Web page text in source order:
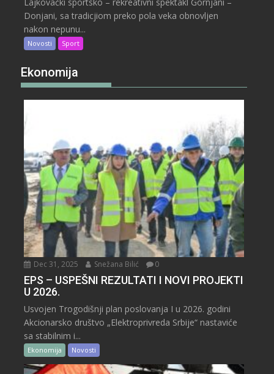
Donjani, sa tradicjiom preko pola veka obnovljen
nakon nepunu...
Novosti Sport
Ekonomija
Dec 31, 2025 Snežana Bilić 0
EPS – USPEŠNI REZULTATI I NOVI PROJEKTI
U 2026.
Usvojen Trogodišnji plan poslovanja I u 2026. godini
Akcionarsko društvo „Elektroprivreda Srbije“ nastaviće
sa stabilnim i...
Ekonomija Novosti